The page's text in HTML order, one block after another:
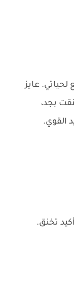
لحياتي. عايز
بجد،
القوي.
تخنق.